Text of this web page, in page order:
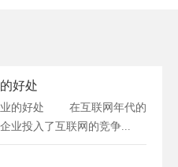
好处
的好处 在互联网年代的
业投入了互联网的竞争...